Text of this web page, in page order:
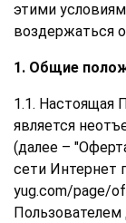
этими
воздержаться
1. Общие
1.1. Настоящая
является
(далее –
сети Интернет
yug.com/page/
Пользователем